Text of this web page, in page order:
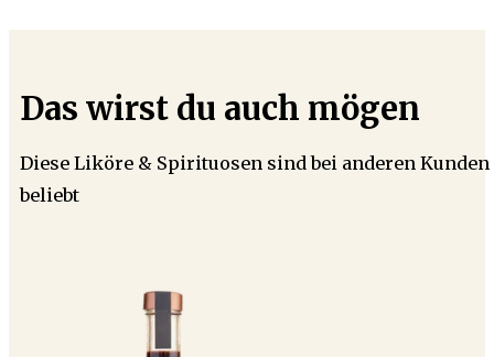
Das wirst du auch mögen
Diese Liköre & Spirituosen sind bei anderen Kunden
beliebt